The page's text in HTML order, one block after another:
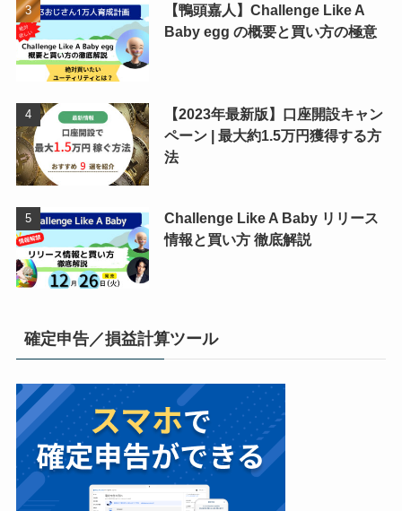
【鴨頭嘉人】Challenge Like A
Baby egg の概要と買い方の極意
【2023年最新版】口座開設キャン
ペーン | 最大約1.5万円獲得する方
法
Challenge Like A Baby リリース
情報と買い方 徹底解説
確定申告／損益計算ツール